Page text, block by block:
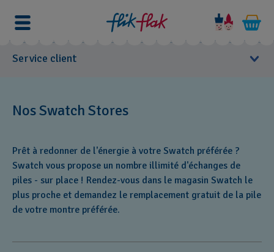
Service client
FAQs
Entretien
Nos Swatch Stores
new
battery
for
your
favourite
From
Prêt à redonner de l'énergie à votre Swatch préférée ?
Swatch vous propose un nombre illimité d'échanges de
piles - sur place ! Rendez-vous dans le magasin Swatch le
plus proche et demandez le remplacement gratuit de la pile
de votre montre préférée.